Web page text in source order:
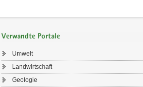
Verwandte Portale
Umwelt
Landwirtschaft
Geologie